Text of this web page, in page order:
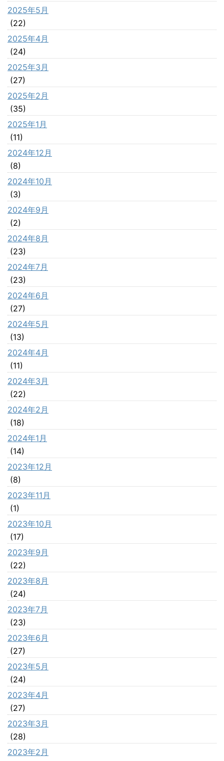
2025年5月
(22)
2025年4月
(24)
2025年3月
(27)
2025年2月
(35)
2025年1月
(11)
2024年12月
(8)
2024年10月
(3)
2024年9月
(2)
2024年8月
(23)
2024年7月
(23)
2024年6月
(27)
2024年5月
(13)
2024年4月
(11)
2024年3月
(22)
2024年2月
(18)
2024年1月
(14)
2023年12月
(8)
2023年11月
(1)
2023年10月
(17)
2023年9月
(22)
2023年8月
(24)
2023年7月
(23)
2023年6月
(27)
2023年5月
(24)
2023年4月
(27)
2023年3月
(28)
2023年2月